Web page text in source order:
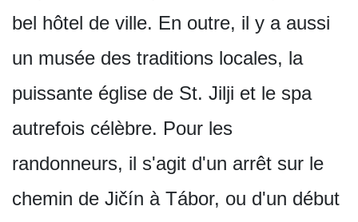
bel hôtel de ville. En outre, il y a aussi
un musée des traditions locales, la
puissante église de St. Jilji et le spa
autrefois célèbre. Pour les
randonneurs, il s'agit d'un arrêt sur le
chemin de Jičín à Tábor, ou d'un début